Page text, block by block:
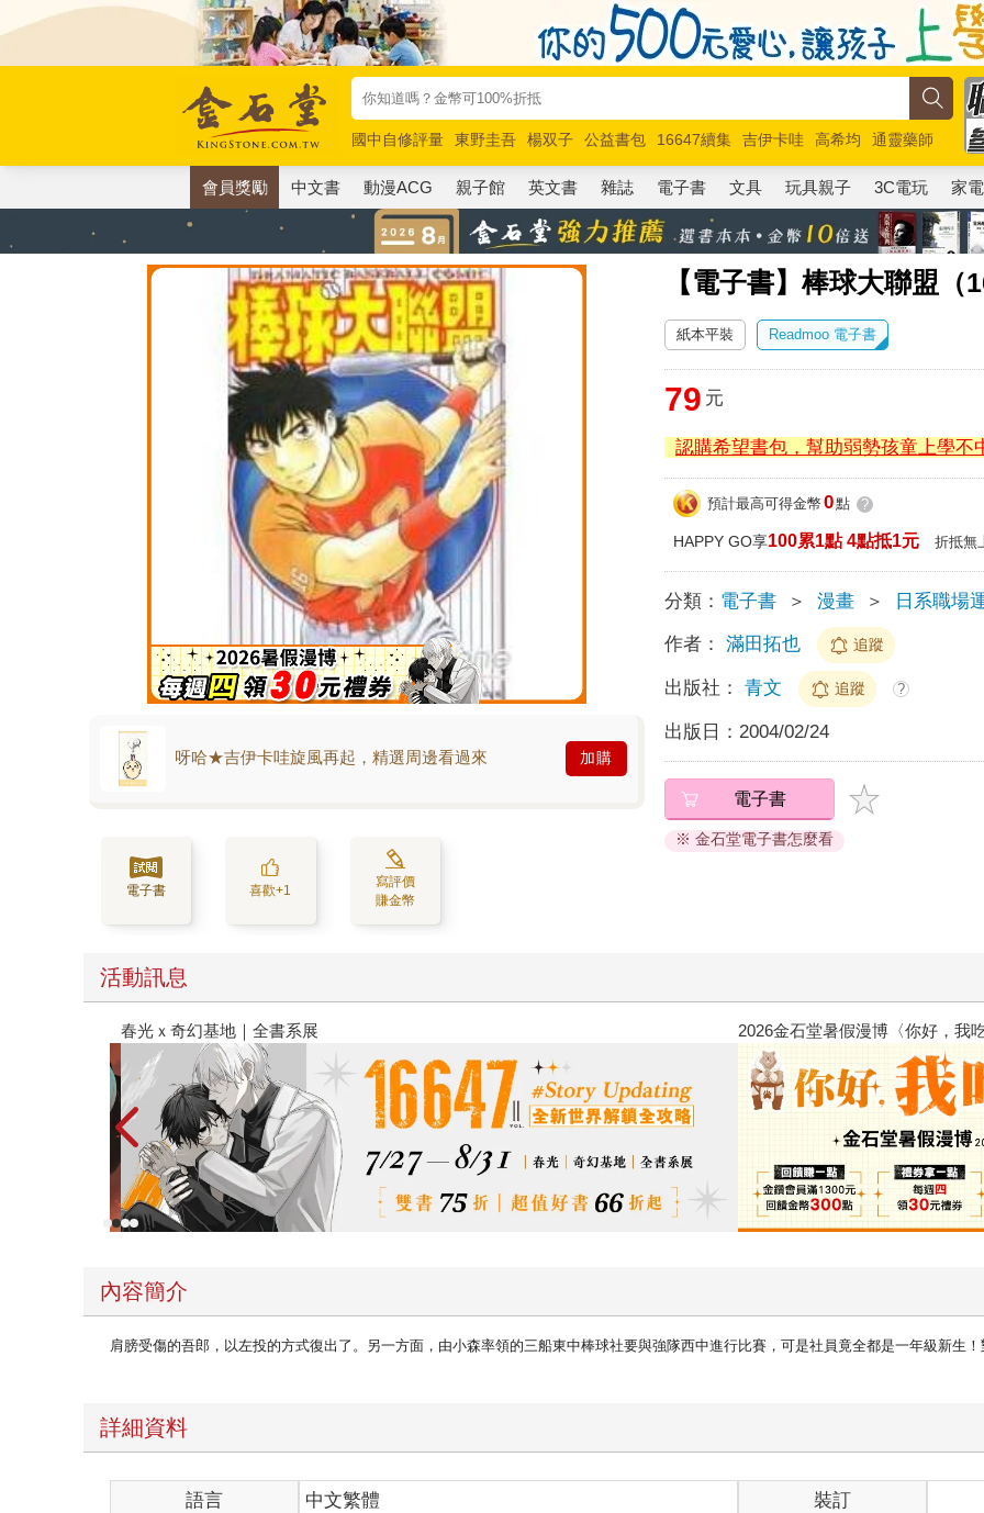
國中自修評量 東野圭吾 楊双子 公益書包 16647續集 吉伊卡哇 高希均
通靈藥師
唯紅花綻放
奧德賽 路邊攤新作 馬斯克 玩具總動員5 超慢跑
會員獎勵 中文書 動漫ACG 親子館 英文書 雜誌 電子書 文具 玩具親子 3C電玩 家電
【電子書】棒球大聯盟（
呀哈★吉伊卡哇旋風再起，精選周邊看過來 加購
電子書 喜歡+1
寫評價
賺金幣
紙本平裝 Readmoo 電子書
79 元
認購希望書包，幫助弱勢孩童上學不
預計最高可得金幣 0點 ?
HAPPY GO享100累1點 4點抵1元 折抵無
分類： 電子書 ＞ 漫畫 ＞ 日系職場
作者： 滿田拓也 追蹤
出版社： 青文 追蹤 ?
出版日： 2004/02/24
電子書
※ 金石堂電子書怎麼看
活動訊息
金石堂2026海外優惠：電子書 台灣角川2026漫畫博覽會
內容簡介
肩膀受傷的吾郎，以左投的方式復出了。另一方面，由小森率領的三船東中棒球社要與強隊西中進行比賽，可是社員竟全都是一年級新生
詳細資料
語言 中文繁體
裝訂